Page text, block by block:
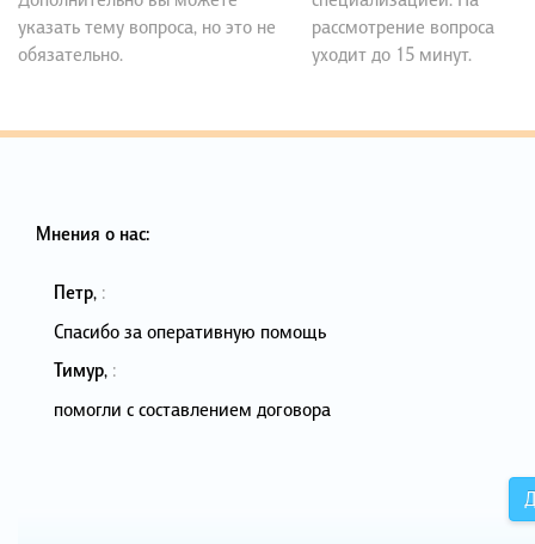
указать тему вопроса, но это не
обязательно.
рассмотрение вопроса
уходит до 15 минут.
Мнения о нас:
Петр, :
Спасибо за оперативную помощь
Тимур, :
помогли с составлением договора